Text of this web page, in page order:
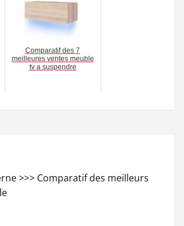
Comparatif des 7
meilleures ventes meuble
tv a suspendre
>>> Comparatif des meilleurs